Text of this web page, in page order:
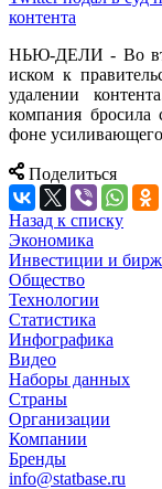
контента
НЬЮ-ДЕЛИ - Во
иском к
удалении
компания бросила
фоне
Поделиться
Назад к списку
Экономика
Инвестиции и
Общество
Технологии
Cтатистика
Инфографика
Видео
Наборы данных
Страны
Организации
Компании
Бренды
info@statbase.ru